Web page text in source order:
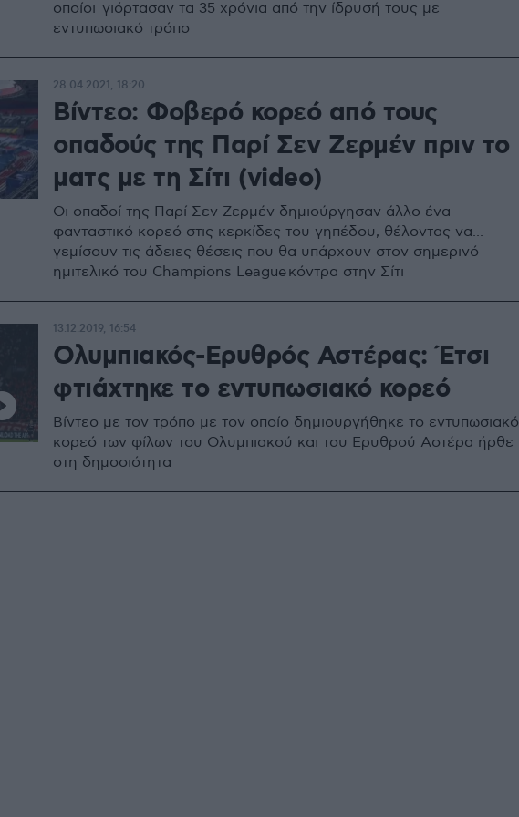
οποίοι γιόρτασαν τα 35 χρόνια από την ίδρυσή τους με
εντυπωσιακό τρόπο
Βίντεο: Φοβερό κορεό από τους
οπαδούς της Παρί Σεν Ζερμέν πριν το
ματς με τη Σίτι (video)
Οι οπαδοί της Παρί Σεν Ζερμέν δημιούργησαν άλλο ένα
φανταστικό κορεό στις κερκίδες του γηπέδου, θέλοντας να...
γεμίσουν τις άδειες θέσεις που θα υπάρχουν στον σημερινό
ημιτελικό του Champions League κόντρα στην Σίτι
28.04.2021, 18:20
Ολυμπιακός-Ερυθρός Αστέρας: Έτσι
φτιάχτηκε το εντυπωσιακό κορεό
Βίντεο με τον τρόπο με τον οποίο δημιουργήθηκε το εντυπωσιακό
κορεό των φίλων του Ολυμπιακού και του Ερυθρού Αστέρα ήρθε
στη δημοσιότητα
13.12.2019, 16:54